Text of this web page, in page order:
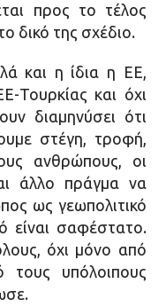
προς το τέλος
δικό της σχέδιο.
και η ίδια η ΕΕ,
Τουρκίας και όχι
διαμηνύσει ότι
στέγη, τροφή,
ανθρώπους, οι
άλλο πράγμα να
ως γεωπολιτικό
είναι σαφέστατο.
όχι μόνο από
υπόλοιπους